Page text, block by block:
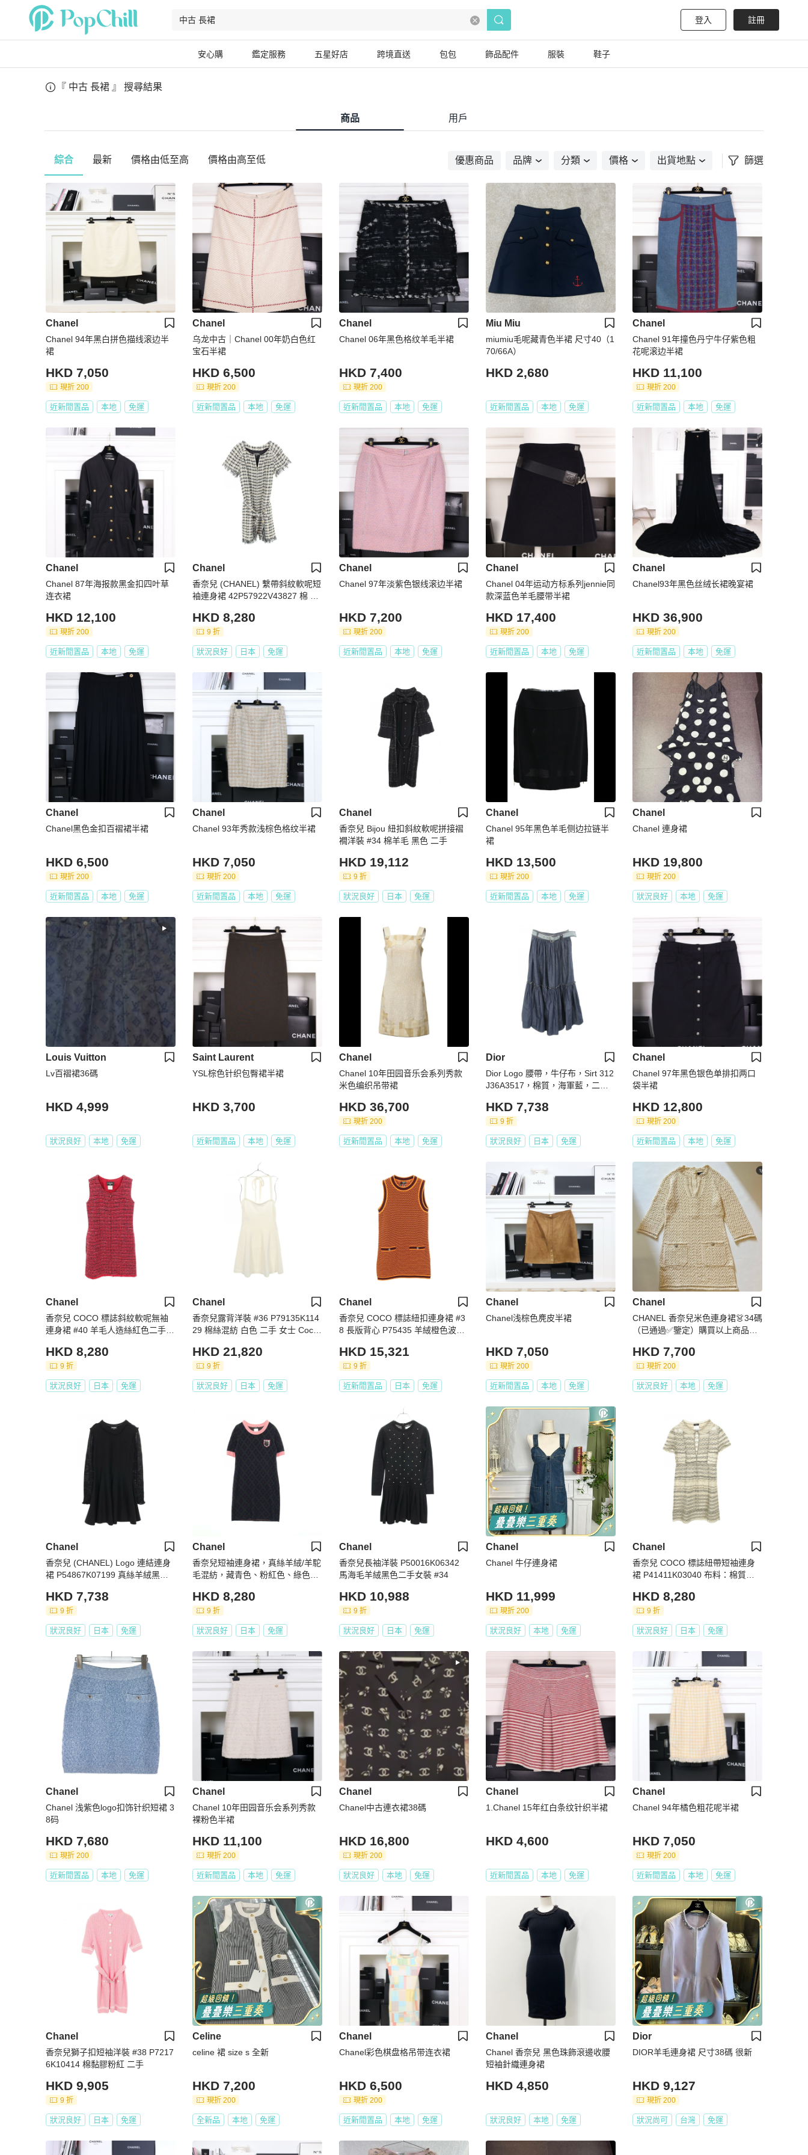
登入 註冊
安心購 鑑定服務 五星好店 跨境直送 包包 飾品配件 服裝 鞋子
『 中古 長裙 』 搜尋結果
商品 用戶
綜合 最新 價格由低至高 價格由高至低 優惠商品 品牌 分類 價格 出貨地點 篩選
Chanel
Chanel 94年黑白拼色描线滚边半
裙
HKD 7,050
現折 200
近新閒置品 本地 免運
Chanel
乌龙中古｜Chanel 00年奶白色红
宝石半裙
HKD 6,500
現折 200
近新閒置品 本地 免運
Chanel
Chanel 06年黑色格纹羊毛半裙
HKD 7,400
現折 200
近新閒置品 本地 免運
Miu Miu
miumiu毛呢藏青色半裙 尺寸40（1
70/66A）
HKD 2,680
近新閒置品 本地 免運
Chanel
Chanel 91年撞色丹宁牛仔紫色粗
花呢滚边半裙
HKD 11,100
現折 200
近新閒置品 本地 免運
Chanel
Chanel 87年海报款黑金扣四叶草
连衣裙
HKD 12,100
現折 200
近新閒置品 本地 免運
Chanel
香奈兒 (CHANEL) 繫帶斜紋軟呢短
袖連身裙 42P57922V43827 棉 二
HKD 8,280
9 折
狀況良好 日本 免運
Chanel
Chanel 97年淡紫色银线滚边半裙
HKD 7,200
現折 200
近新閒置品 本地 免運
Chanel
Chanel 04年运动方标系列jennie同
款深蓝色羊毛腰带半裙
HKD 17,400
現折 200
近新閒置品 本地 免運
Chanel
Chanel93年黑色丝绒长裙晚宴裙
HKD 36,900
現折 200
近新閒置品 本地 免運
Chanel
Chanel黑色金扣百褶裙半裙
HKD 6,500
現折 200
近新閒置品 本地 免運
Chanel
Chanel 93年秀款浅棕色格纹半裙
HKD 7,050
現折 200
近新閒置品 本地 免運
Chanel
香奈兒 Bijou 紐扣斜紋軟呢拼接褶
襉洋裝 #34 棉羊毛 黑色 二手
HKD 19,112
9 折
狀況良好 日本 免運
Chanel
Chanel 95年黑色羊毛侧边拉链半
裙
HKD 13,500
現折 200
近新閒置品 本地 免運
Chanel
Chanel 連身裙
HKD 19,800
現折 200
狀況良好 本地 免運
Louis Vuitton
Lv百褶裙36碼
HKD 4,999
狀況良好 本地 免運
Saint Laurent
YSL棕色针织包臀裙半裙
HKD 3,700
近新閒置品 本地 免運
Chanel
Chanel 10年田园音乐会系列秀款
米色编织吊带裙
HKD 36,700
現折 200
近新閒置品 本地 免運
Dior
Dior Logo 腰帶，牛仔布，Sirt 312
J36A3517，棉質，海軍藍，二
HKD 7,738
9 折
狀況良好 日本 免運
Chanel
Chanel 97年黑色银色单排扣两口
袋半裙
HKD 12,800
現折 200
近新閒置品 本地 免運
Chanel
香奈兒 COCO 標誌斜紋軟呢無袖
連身裙 #40 羊毛人造絲紅色二手女
HKD 8,280
9 折
狀況良好 日本 免運
Chanel
香奈兒露背洋裝 #36 P79135K114
29 棉絲混紡 白色 二手 女士 Coco
HKD 21,820
9 折
狀況良好 日本 免運
Chanel
香奈兒 COCO 標誌紐扣連身裙 #3
8 長版背心 P75435 羊絨橙色波爾
HKD 15,321
9 折
近新閒置品 日本 免運
Chanel
Chanel浅棕色麂皮半裙
HKD 7,050
現折 200
近新閒置品 本地 免運
Chanel
CHANEL 香奈兒米色連身裙👗34碼
（已通過✅鑒定）購買以上商品👆🏻
香水型襟章🎁
HKD 7,700
現折 200
狀況良好 本地 免運
Chanel
香奈兒 (CHANEL) Logo 連結連身
裙 P54867K07199 真絲羊絨黑色
HKD 7,738
9 折
狀況良好 日本 免運
Chanel
香奈兒短袖連身裙，真絲羊絨/羊駝
毛混紡，藏青色、粉紅色、綠色，
HKD 8,280
9 折
狀況良好 日本 免運
Chanel
香奈兒長袖洋裝 P50016K06342
馬海毛羊絨黑色二手女裝 #34
HKD 10,988
9 折
狀況良好 日本 免運
Chanel
Chanel 牛仔連身裙
HKD 11,999
現折 200
狀況良好 本地 免運
Chanel
香奈兒 COCO 標誌紐帶短袖連身
裙 P41411K03040 布料：棉質，
HKD 8,280
9 折
狀況良好 日本 免運
Chanel
Chanel 浅紫色logo扣饰针织短裙 3
8码
HKD 7,680
現折 200
近新閒置品 本地 免運
Chanel
Chanel 10年田园音乐会系列秀款
裸粉色半裙
HKD 11,100
現折 200
近新閒置品 本地 免運
Chanel
Chanel中古連衣裙38碼
HKD 16,800
現折 200
狀況良好 本地 免運
Chanel
1.Chanel 15年红白条纹针织半裙
HKD 4,600
近新閒置品 本地 免運
Chanel
Chanel 94年橘色粗花呢半裙
HKD 7,050
現折 200
近新閒置品 本地 免運
Chanel
香奈兒獅子扣短袖洋裝 #38 P7217
6K10414 棉黏膠粉紅 二手
HKD 9,905
9 折
狀況良好 日本 免運
Celine
celine 裙 size s 全新
HKD 7,200
現折 200
全新品 本地 免運
Chanel
Chanel彩色棋盘格吊带连衣裙
HKD 6,500
現折 200
近新閒置品 本地 免運
Chanel
Chanel 香奈兒 黑色珠飾滾邊收腰
短袖針織連身裙
HKD 4,850
狀況良好 本地 免運
Dior
DIOR羊毛連身裙 尺寸38碼 很新
HKD 9,127
現折 200
狀況尚可 台灣 免運